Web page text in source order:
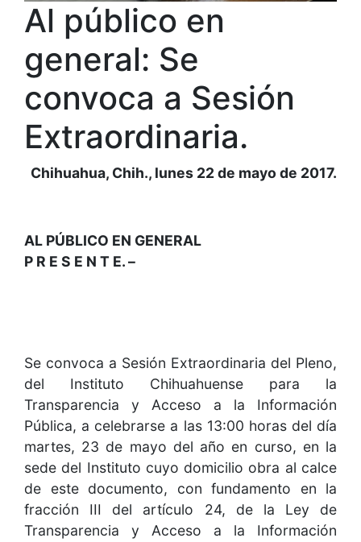
Al público en
general: Se
convoca a Sesión
Extraordinaria.
Chihuahua, Chih., lunes 22 de mayo de 2017.
AL PÚBLICO EN GENERAL
P R E S E N T E. –
Se convoca a Sesión Extraordinaria del Pleno,
del Instituto Chihuahuense para la
Transparencia y Acceso a la Información
Pública, a celebrarse a las 13:00 horas del día
martes, 23 de mayo del año en curso, en la
sede del Instituto cuyo domicilio obra al calce
de este documento, con fundamento en la
fracción III del artículo 24, de la Ley de
Transparencia y Acceso a la Información